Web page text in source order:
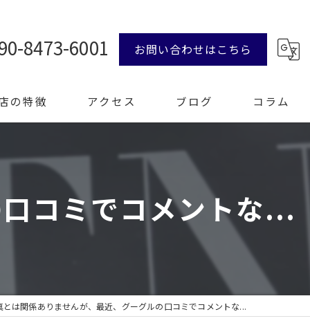
8473-6001 お問い合わせはこちら
の特徴 アクセス ブログ コラム
コミでコメントな...
とは関係ありませんが、最近、グーグルの口コミでコメントな...